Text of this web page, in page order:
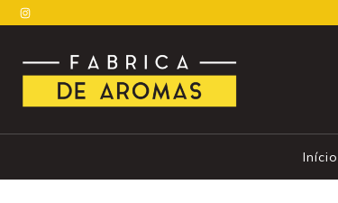
Início